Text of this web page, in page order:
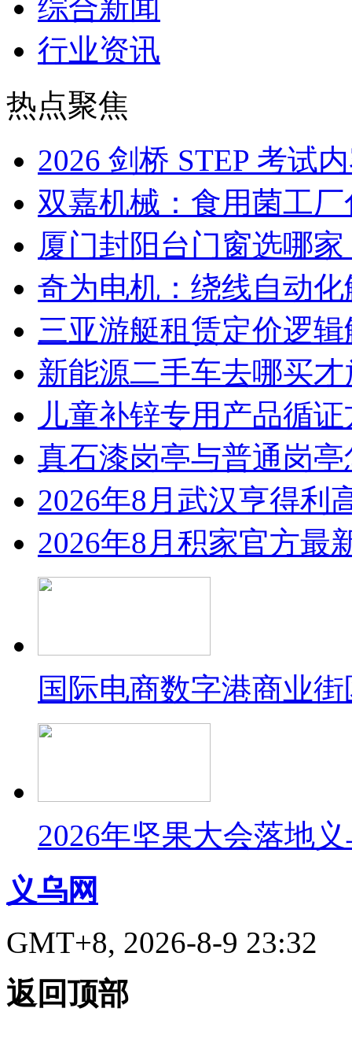
综合新闻
行业资讯
热点聚焦
2026 剑桥 STEP 考试
双嘉机械：食用菌工
厦门封阳台门窗选哪
奇为电机：绕线自动
三亚游艇租赁定价逻
新能源二手车去哪买
儿童补锌专用产品循
真石漆岗亭与普通岗
2026年8月武汉亨得利
2026年8月积家官方最
国际电商数字港商业
2026年坚果大会落地
义乌网
GMT+8, 2026-8-9 23:32
返回顶部